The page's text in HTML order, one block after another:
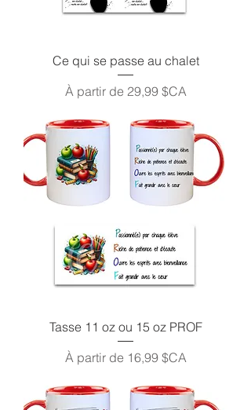
Ce qui se passe au chalet
À partir de 29,99 $CA
Prix promotionnel
Tasse 11 oz ou 15 oz PROF
À partir de 16,99 $CA
Prix promotionnel